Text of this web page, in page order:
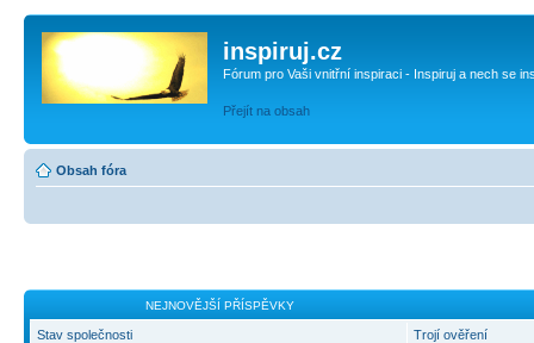
inspiruj.cz
Fórum pro Vaši vnitřní inspiraci - Inspiruj a nech se
Přejít na obsah
Obsah fóra
NEJNOVĚJŠÍ PŘÍSPĚVKY
Stav společnosti Trojí ověření